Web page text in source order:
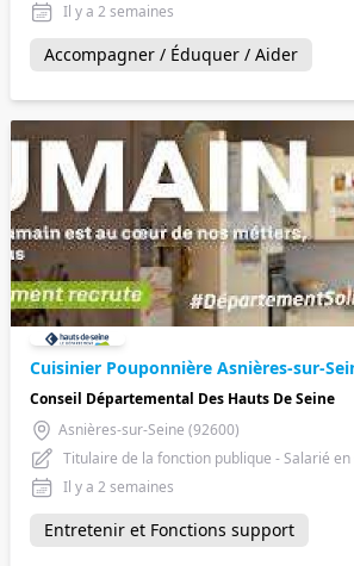
Il y a 2 semaines
Accompagner / Éduquer / Aider
Cuisinier Pouponnière Asnières-sur-
Conseil Départemental Des Hauts De Seine
Asnières-sur-Seine (92600)
Titulaire de la fonction publique - Salarié en
Il y a 2 semaines
Entretenir et Fonctions support